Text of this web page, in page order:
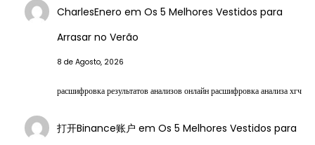
CharlesEnero em Os 5 Melhores Vestidos para
Arrasar no Verão
8 de Agosto, 2026
расшифровка результатов анализов онлайн расшифровка анализа хгч
打开Binance账户 em Os 5 Melhores Vestidos para